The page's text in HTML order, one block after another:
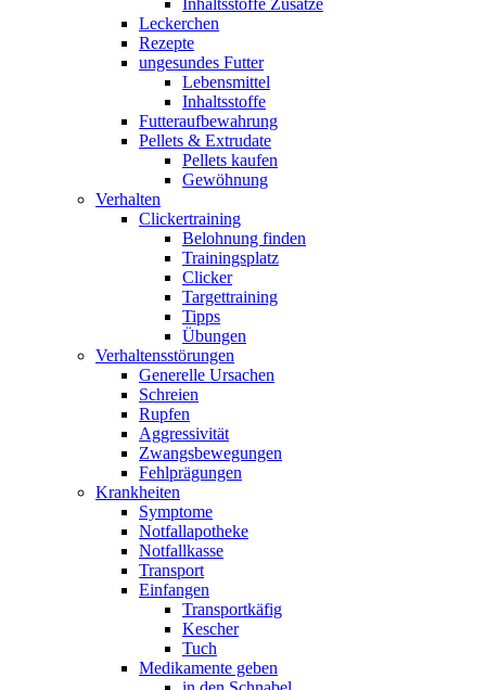
Inhaltsstoffe Zusätze
Leckerchen
Rezepte
ungesundes Futter
Lebensmittel
Inhaltsstoffe
Futteraufbewahrung
Pellets & Extrudate
Pellets kaufen
Gewöhnung
Verhalten
Clickertraining
Belohnung finden
Trainingsplatz
Clicker
Targettraining
Tipps
Übungen
Verhaltensstörungen
Generelle Ursachen
Schreien
Rupfen
Aggressivität
Zwangsbewegungen
Fehlprägungen
Krankheiten
Symptome
Notfallapotheke
Notfallkasse
Transport
Einfangen
Transportkäfig
Kescher
Tuch
Medikamente geben